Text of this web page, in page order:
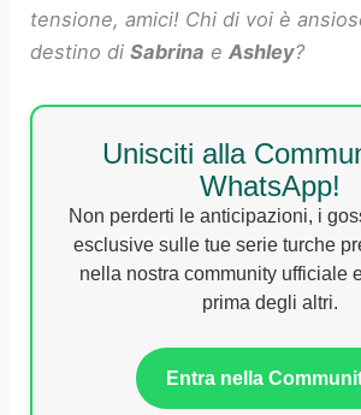
tensione, amici! Chi di voi è
destino diSabrina eAshley?
Unisciti alla
WhatsApp!
Non perderti le anticipazioni, i
esclusive sulle tue serie turche
nella nostra community ufficiale
prima degli altri.
Entra nella